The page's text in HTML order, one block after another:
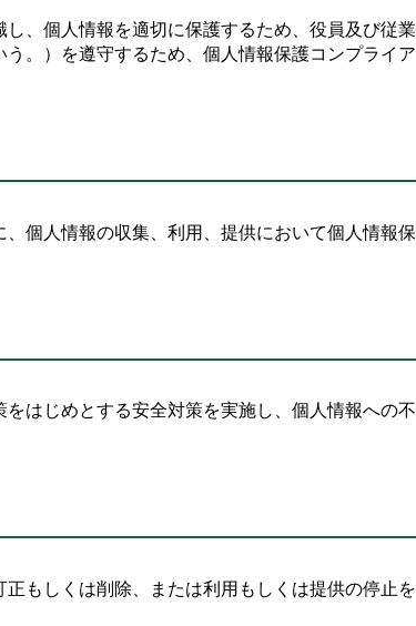
、個人情報を適切に保護するため、役員及び従業
。）を遵守するため、個人情報保護コンプライア
個人情報の収集、利用、提供において個人情報保
はじめとする安全対策を実施し、個人情報への不
もしくは削除、または利用もしくは提供の停止を